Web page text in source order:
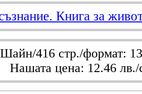
Книга за
416 стр./формат:
Нашата цена: 12.46 лв./